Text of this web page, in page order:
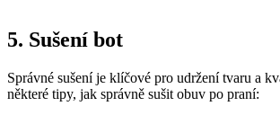
5. Sušení bot
Správné sušení je klíčové pro udržení tvaru a
některé tipy, jak správně sušit obuv po praní: